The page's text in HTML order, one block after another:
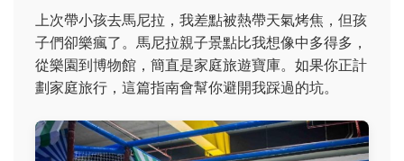
上次帶小孩去馬尼拉，我差點被熱帶天氣烤焦，但孩
子們卻樂瘋了。馬尼拉親子景點比我想像中多得多，
從樂園到博物館，簡直是家庭旅遊寶庫。如果你正計
劃家庭旅行，這篇指南會幫你避開我踩過的坑。